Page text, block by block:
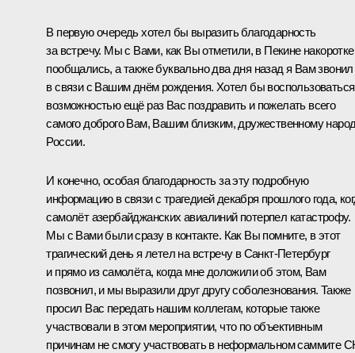
В первую очередь хотел бы выразить благодарность
за встречу. Мы с Вами, как Вы отметили, в Пекине накоротке
пообщались, а также буквально два дня назад я Вам звонил
в связи с Вашим днём рождения. Хотел бы воспользоваться
возможностью ещё раз Вас поздравить и пожелать всего
самого доброго Вам, Вашим близким, дружественному
России.
И конечно, особая благодарность за эту подробную
информацию в связи с трагедией декабря прошлого года,
самолёт азербайджанских авиалиний потерпел катастрофу.
Мы с Вами были сразу в контакте. Как Вы помните, в этот
трагический день я летел на встречу в Санкт-Петербург
и прямо из самолёта, когда мне доложили об этом, Вам
позвонил, и мы выразили друг другу соболезнования. Также
просил Вас передать нашим коллегам, которые также
участвовали в этом мероприятии, что по объективным
причинам не смогу участвовать в неформальном саммите